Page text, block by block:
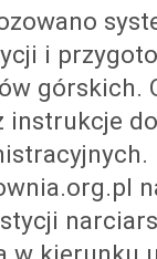
i
górskich.